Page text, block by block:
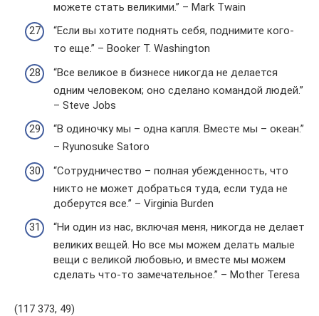
можете стать великими.” – Mark Twain
“Если вы хотите поднять себя, поднимите кого-
то еще.” – Booker T. Washington
“Все великое в бизнесе никогда не делается
одним человеком; оно сделано командой людей.”
– Steve Jobs
“В одиночку мы – одна капля. Вместе мы – океан.”
– Ryunosuke Satoro
“Сотрудничество – полная убежденность, что
никто не может добраться туда, если туда не
доберутся все.” – Virginia Burden
“Ни один из нас, включая меня, никогда не делает
великих вещей. Но все мы можем делать малые
вещи с великой любовью, и вместе мы можем
сделать что-то замечательное.” – Mother Teresa
(117 373, 49)